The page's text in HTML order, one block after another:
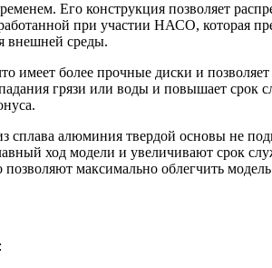
Его конструкция позволяет
при участии НАСО, которая
внешней среды.
более прочные диски и
грязи или воды и повышает
сплава алюминия твердой основы не
ход модели и увеличивают срок
максимально облегчить